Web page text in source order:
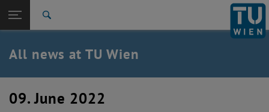
TU Login
Quicklinks
Toggle quicklinks menu
Studies
Career
Back: list subpages of parent page TU Wien Homepage
Back to:
TU Wien Homepage
All news at TU Wien
09. June 2022